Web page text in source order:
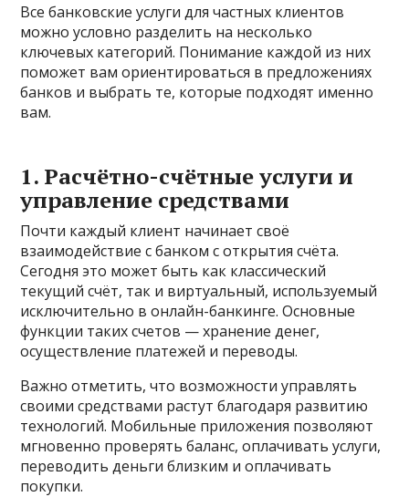
Все банковские услуги для частных клиентов
можно условно разделить на несколько
ключевых категорий. Понимание каждой из них
поможет вам ориентироваться в предложениях
банков и выбрать те, которые подходят именно
вам.
1. Расчётно-счётные услуги и
управление средствами
Почти каждый клиент начинает своё
взаимодействие с банком с открытия счёта.
Сегодня это может быть как классический
текущий счёт, так и виртуальный, используемый
исключительно в онлайн-банкинге. Основные
функции таких счетов — хранение денег,
осуществление платежей и переводы.
Важно отметить, что возможности управлять
своими средствами растут благодаря развитию
технологий. Мобильные приложения позволяют
мгновенно проверять баланс, оплачивать услуги,
переводить деньги близким и оплачивать
покупки.